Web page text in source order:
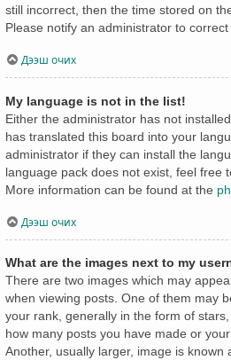
still incorrect, then the time stored on
Please notify an administrator to correct
Дээш очих
My language is not in the list!
Either the administrator has not
has translated this board into your
administrator if they can install the
language pack does not exist, feel free
More information can be found at the
Дээш очих
What are the images next to my
There are two images which may
when viewing posts. One of them may
your rank, generally in the form of
how many posts you have made or
Another, usually larger, image is